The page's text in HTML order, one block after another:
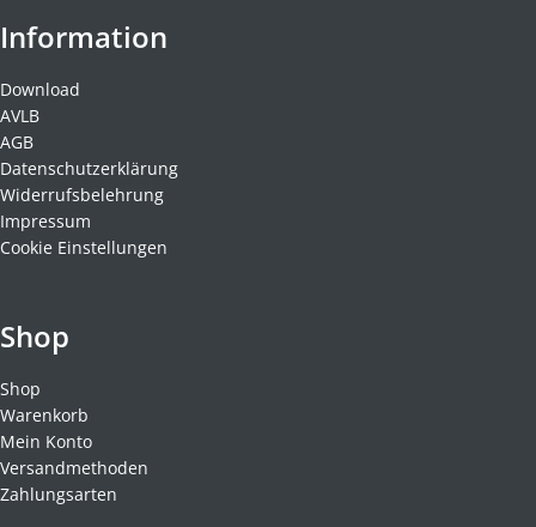
Information
Download
AVLB
AGB
Datenschutzerklärung
Widerrufsbelehrung
Impressum
Cookie Einstellungen
Shop
Shop
Warenkorb
Mein Konto
Versandmethoden
Zahlungsarten